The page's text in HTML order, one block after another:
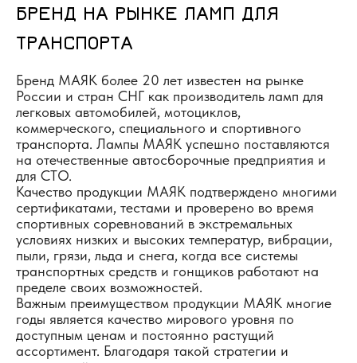
БРЕНД НА РЫНКЕ ЛАМП ДЛЯ
ТРАНСПОРТА
Бренд МАЯК более 20 лет известен на рынке
России и стран СНГ как производитель ламп для
легковых автомобилей, мотоциклов,
коммерческого, специального и спортивного
транспорта. Лампы МАЯК успешно поставляются
на отечественные автосборочные предприятия и
для СТО.
Качество продукции МАЯК подтверждено многими
сертификатами, тестами и проверено во время
спортивных соревнований в экстремальных
условиях низких и высоких температур, вибрации,
пыли, грязи, льда и снега, когда все системы
транспортных средств и гонщиков работают на
пределе своих возможностей.
Важным преимуществом продукции МАЯК многие
годы является качество мирового уровня по
доступным ценам и постоянно растущий
ассортимент. Благодаря такой стратегии и